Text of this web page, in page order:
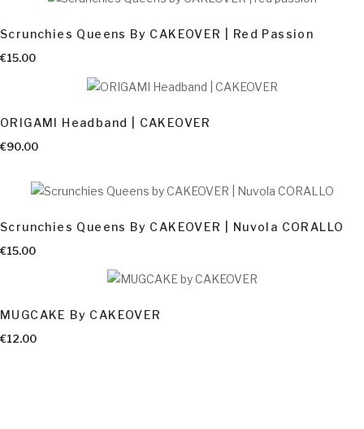
Scrunchies Queens By CAKEOVER | Red Passion
€15.00
ORIGAMI Headband | CAKEOVER
€90.00
AGGIUNGI AL CARRELLO
Scrunchies Queens By CAKEOVER | Nuvola CORALLO
€15.00
MUGCAKE By CAKEOVER
€12.00
AGGIUNGI AL CARRELLO